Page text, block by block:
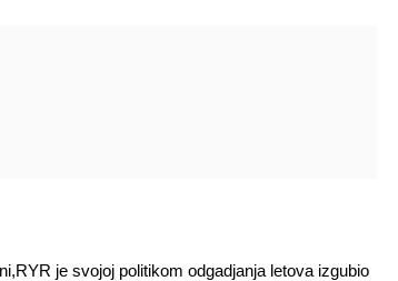
je svojoj politikom odgadjanja letova izgubio